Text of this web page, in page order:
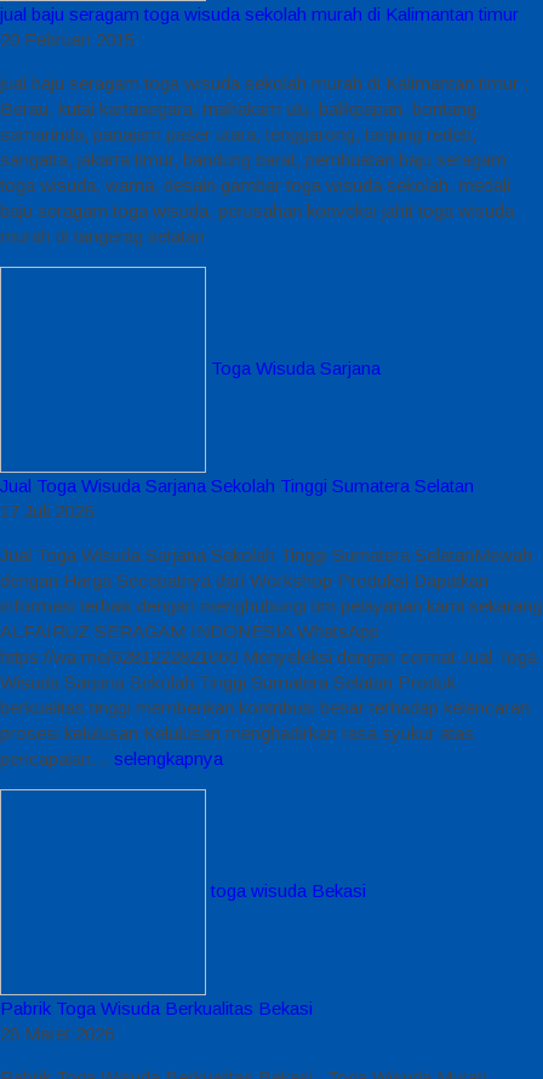
jual baju seragam toga wisuda sekolah murah di Kalimantan timur
20 Februari 2015
jual baju seragam toga wisuda sekolah murah di Kalimantan timur ;
Berau, kutai kartanegara, mahakam ulu, balikpapan, bontang,
samarinda, panajam paser utara, tenggarong, tanjung redeb,
sangatta, jakarta timur, bandung barat, pembuatan baju seragam
toga wisuda, warna, desain gambar toga wisuda sekolah, medali
baju seragam toga wisuda, perusahan konveksi jahit toga wisuda
murah di tangerag selatan
Toga Wisuda Sarjana
Jual Toga Wisuda Sarjana Sekolah Tinggi Sumatera Selatan
17 Juli 2026
Jual Toga Wisuda Sarjana Sekolah Tinggi Sumatera SelatanMewah
dengan Harga Secepatnya dari Workshop Produksi Dapatkan
informasi terbaik dengan menghubungi tim pelayanan kami sekarang
ALFAIRUZ SERAGAM INDONESIA WhatsApp :
https://wa.me/6281222821060 Menyeleksi dengan cermat Jual Toga
Wisuda Sarjana Sekolah Tinggi Sumatera Selatan Produk
berkualitas tinggi memberikan kontribusi besar terhadap kelancaran
prosesi kelulusan Kelulusan menghadirkan rasa syukur atas
pencapaian… selengkapnya
toga wisuda Bekasi
Pabrik Toga Wisuda Berkualitas Bekasi
28 Maret 2026